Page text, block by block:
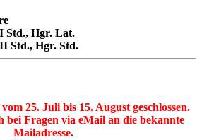
Std., Hgr. Lat.
Std., Hgr. Std.
25. Juli bis 15. August geschlossen.
bei Fragen via eMail an die bekannte
Mailadresse.